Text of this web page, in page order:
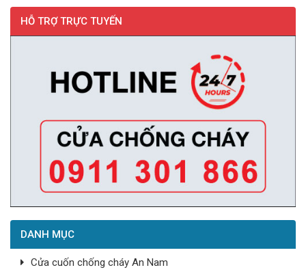
HỖ TRỢ TRỰC TUYẾN
DANH MỤC
Cửa cuốn chống cháy An Nam